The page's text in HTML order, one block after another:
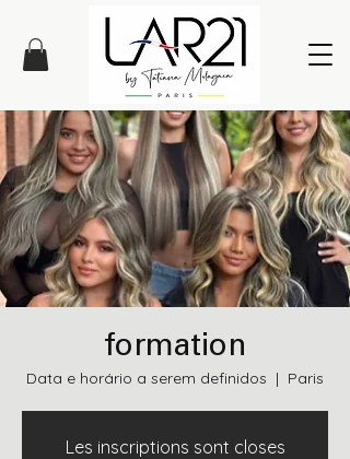
formation
Data e horário a serem definidos
  |
Paris
Les inscriptions sont closes